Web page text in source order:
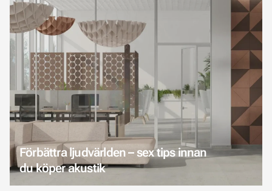
Förbättra ljudvärlden – sex tips innan
du köper akustik